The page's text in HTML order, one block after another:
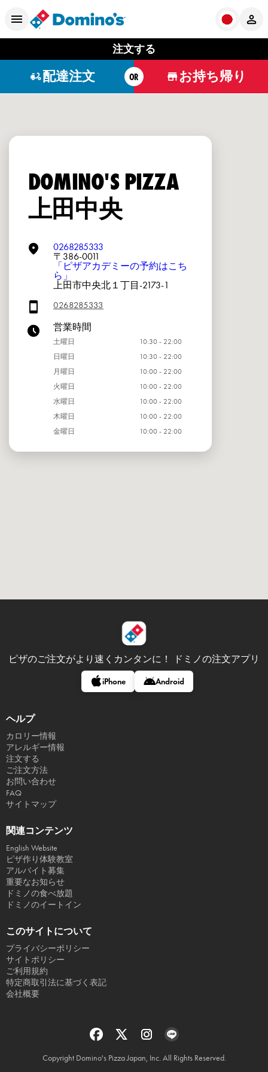
注文する
配達注文 OR お持ち帰り
DOMINO'S PIZZA
上田中央
0268285333
〒386-0011
「ピザアカデミーの予約はこち
ら」
上田市中央北１丁目-2173-1
0268285333
営業時間
土曜日
10:30 - 22:00
日曜日
10:30 - 22:00
月曜日
10:00 - 22:00
火曜日
10:00 - 22:00
水曜日
10:00 - 22:00
木曜日
10:00 - 22:00
金曜日
10:00 - 22:00
ピザのご注文がより速くカンタンに！ ドミノの注文アプリ
iPhone Android
ヘルプ
カロリー情報
アレルギー情報
注文する
ご注文方法
お問い合わせ
FAQ
サイトマップ
関連コンテンツ
English Website
ピザ作り体験教室
アルバイト募集
重要なお知らせ
ドミノの食べ放題
ドミノのイートイン
このサイトについて
プライバシーポリシー
サイトポリシー
ご利用規約
特定商取引法に基づく表記
会社概要
Copyright Domino's Pizza Japan, Inc. All Rights Reserved.